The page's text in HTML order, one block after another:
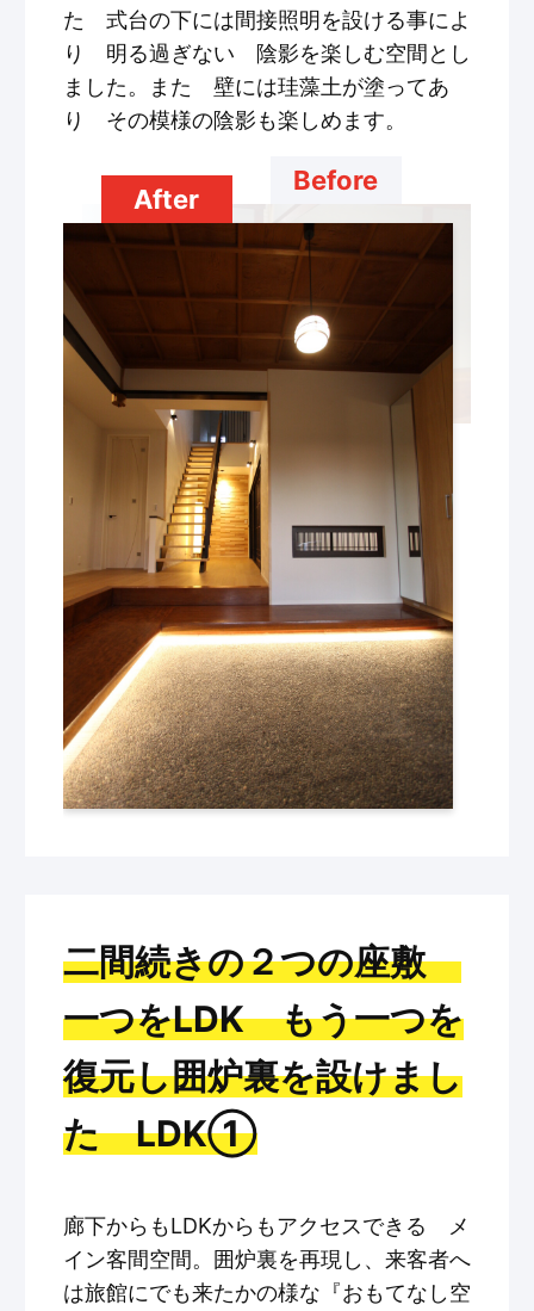
た 式台の下には間接照明を設ける事によ
り 明る過ぎない 陰影を楽しむ空間とし
ました。また 壁には珪藻土が塗ってあ
り その模様の陰影も楽しめます。
Before
After
二間続きの２つの座敷
一つをLDK もう一つを
復元し囲炉裏を設けまし
た LDK①
廊下からもLDKからもアクセスできる メ
イン客間空間。囲炉裏を再現し、来客者へ
は旅館にでも来たかの様な『おもてなし空